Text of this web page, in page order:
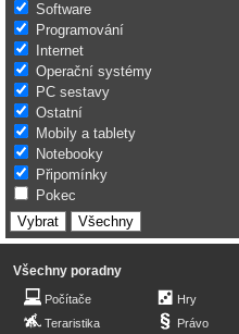
Software
Programování
Internet
Operační systémy
PC sestavy
Ostatní
Mobily a tablety
Notebooky
Připomínky
Pokec
Všechny poradny
Počítače
Teraristika
Hry
Právo